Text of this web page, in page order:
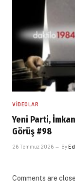
VIDEOLAR
Yeni Parti,
Görüş #98
26 Temmuz 2026 By
Comments are